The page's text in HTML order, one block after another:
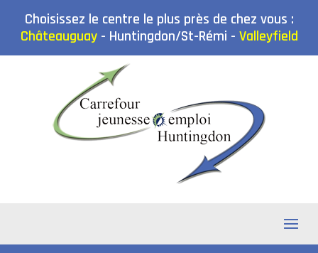
Choisissez le centre le plus près de chez vous :
Châteauguay- Huntingdon/St-Rémi - Valleyfield